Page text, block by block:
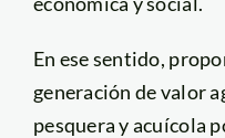
En ese sentido,
generación de valor
pesquera y acuícola